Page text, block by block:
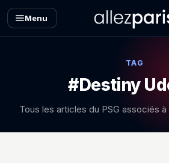
Menu
TAG
#Destiny
Tous les articles du PSG associés